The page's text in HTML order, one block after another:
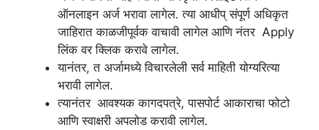
ऑनलाइन अर्ज भरावा लागेल. त्या आधीप् संपूर्ण अधिकृत
जाहिरात काळजीपूर्वक वाचावी लागेल आणि नंतर Apply
लिंक वर क्लिक करावे लागेल.
यानंतर, त अर्जामध्ये विचारलेली सर्व माहिती योग्यरित्या
भरावी लागेल.
त्यानंतर आवश्यक कागदपत्रे, पासपोर्ट आकाराचा फोटो
आणि स्वाक्षरी अपलोड करावी लागेल.